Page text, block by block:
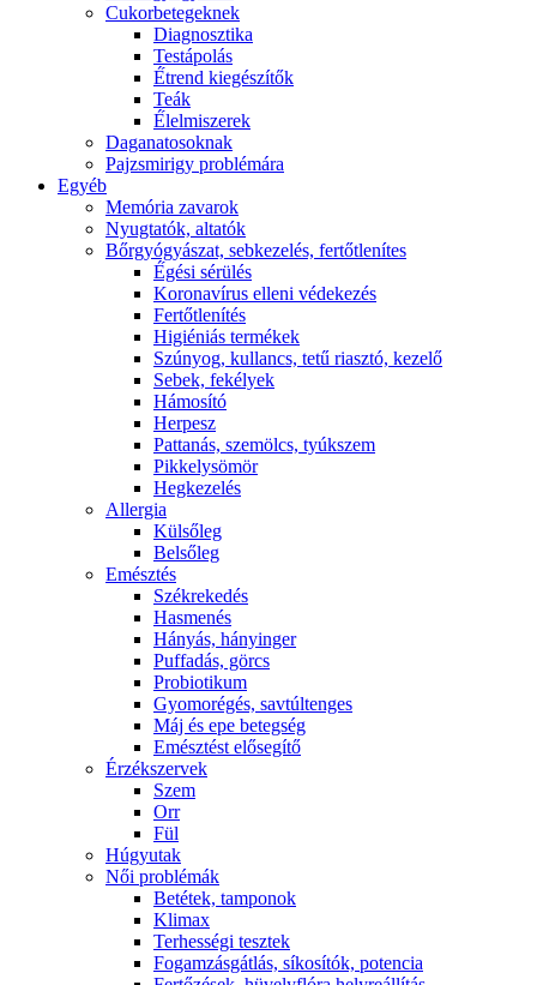
Cukorbetegeknek
Diagnosztika
Testápolás
É́trend kiegészítők
Teák
É́lelmiszerek
Daganatosoknak
Pajzsmirigy problémára
Egyéb
Memória zavarok
Nyugtatók, altatók
Bőrgyógyászat, sebkezelés, fertőtlenítes
É́gési sérülés
Koronavírus elleni védekezés
Fertőtlenítés
Higiéniás termékek
Szúnyog, kullancs, tetű riasztó, kezelő
Sebek, fekélyek
Hámosító
Herpesz
Pattanás, szemölcs, tyúkszem
Pikkelysömör
Hegkezelés
Allergia
Külsőleg
Belsőleg
Emésztés
Székrekedés
Hasmenés
Hányás, hányinger
Puffadás, görcs
Probiotikum
Gyomorégés, savtúltenges
Máj és epe betegség
Emésztést elősegítő
Érzékszervek
Szem
Orr
Fül
Húgyutak
Női problémák
Betétek, tamponok
Klimax
Terhességi tesztek
Fogamzásgátlás, síkosítók, potencia